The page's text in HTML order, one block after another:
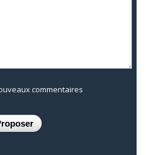
commentaires